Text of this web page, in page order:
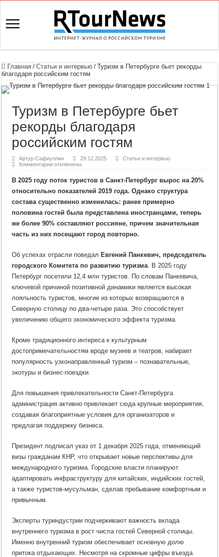
Главная / Статьи и интервью / Туризм в Петербурге бьет рекорды
благодаря российским гостям
Туризм в Петербурге бьет
рекорды благодаря
российским гостям
Артур Сафиуллин 29.12.2025
Статьи и интервью
Комментариик
в
бьет
благодаря
российским
гостям
отключены
В 2025 году поток туристов в Санкт-Петербург вырос на 20%
относительно показателей 2019 года. Однако структура
состава существенно изменилась: ранее примерно
половина гостей была представлена иностранцами, теперь
же более 90% составляют россияне, причем значительная
часть из них посещают город повторно.
Об успехах отрасли поведал Евгений Панкевич, председатель
городского Комитета по развитию туризма. В 2025 году
Петербург посетили 12,4 млн туристов. По словам Панкевича,
ключевой причиной позитивной динамики является высокая
лояльность туристов, многие из которых возвращаются в
Северную столицу по два-четыре раза. Это способствует
увеличению общего экономического эффекта туризма.
Кроме традиционного интереса к культурным
достопримечательностям вроде музеев и театров, набирает
популярность узконаправленный туризм – познавательные,
экотуры и бизнес-поездки.
Для повышения привлекательности Санкт-Петербурга
администрация активно привлекает сюда крупные мероприятия,
создавая благоприятные условия для организаторов и
предлагая поддержку бизнеса.
Президент подписал указ от 1 декабря 2025 года, отменяющий
визы гражданам КНР, что открывает новые перспективы для
международного туризма. Городские власти планируют
адаптировать инфраструктуру для китайских, индийских гостей,
а также туристов-мусульман, сделав пребывание комфортным и
привычным.
Эксперты туриндустрии подчеркивают важность вклада
внутреннего туризма в рост числа гостей Северной столицы.
Именно внутренний туризм обеспечивает основную долю
притока отдыхающих. Несмотря на скромные цифры въезда